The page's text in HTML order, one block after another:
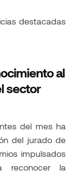
destacadas
al
sector
del mes ha
del jurado de
impulsados
reconocer la